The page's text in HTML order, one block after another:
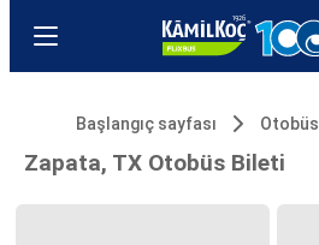
Başlangıç sayfası Otobüs
Zapata, TX Otobüs Bileti